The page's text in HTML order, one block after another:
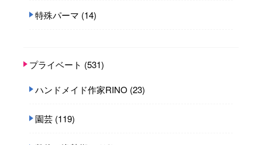
特殊パーマ (14)
プライベート (531)
ハンドメイド作家RINO (23)
園芸 (119)